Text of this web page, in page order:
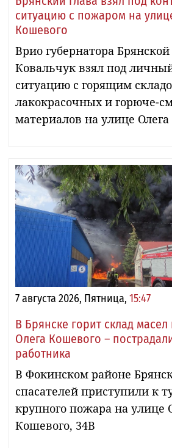
ситуацию с пожаром на
Кошевого
Врио губернатора Брянской
Ковальчук взял под
ситуацию с горящим
лакокрасочных и горюче-
материалов на улице
7 августа 2026, Пятница, 15:47
В Брянске горит склад масел
Олега Кошевого –
работника
В Фокинском районе
спасателей приступили к
крупного пожара на улице
Кошевого, 34В